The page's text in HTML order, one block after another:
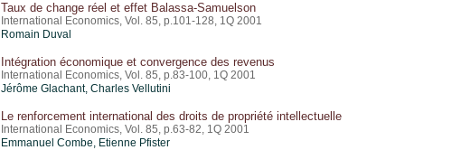
Taux de change réel et effet Balassa-Samuelson
International Economics, Vol. 85, p.101-128, 1Q 2001
Romain Duval
Intégration économique et convergence des revenus
International Economics, Vol. 85, p.83-100, 1Q 2001
Jérôme Glachant, Charles Vellutini
Le renforcement international des droits de propriété intellectuelle
International Economics, Vol. 85, p.63-82, 1Q 2001
Emmanuel Combe, Etienne Pfister